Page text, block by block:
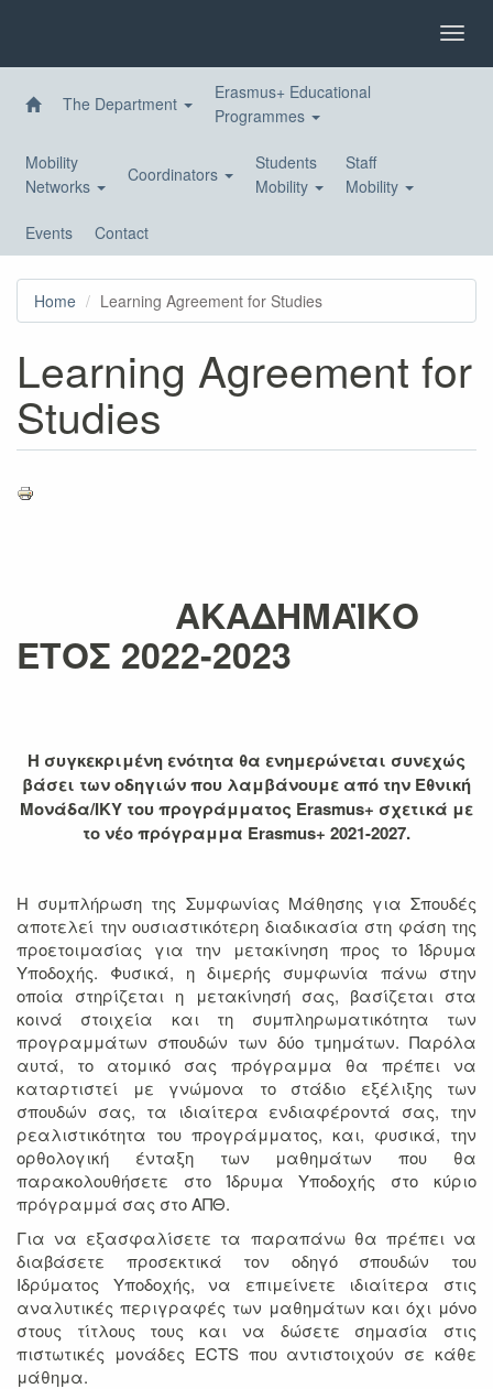
The Department
Erasmus+ Educational
Programmes
Mobility
Networks
Coordinators
Students
Mobility
Staff
Mobility
Events Contact
Home Learning Agreement for Studies
Learning Agreement for
Studies
ΑΚΑΔΗΜΑΪΚΟ
ΕΤΟΣ 2022-2023
Η συγκεκριμένη ενότητα θα ενημερώνεται συνεχώς
βάσει των οδηγιών που λαμβάνουμε από την Εθνική
Μονάδα/ΙΚΥ του προγράμματος Erasmus+ σχετικά με
το νέο πρόγραμμα Erasmus+ 2021-2027.
Η συμπλήρωση της Συμφωνίας Μάθησης για Σπουδές
αποτελεί την ουσιαστικότερη διαδικασία στη φάση της
προετοιμασίας για την μετακίνηση προς το Ίδρυμα
Υποδοχής. Φυσικά, η διμερής συμφωνία πάνω στην
οποία στηρίζεται η μετακίνησή σας, βασίζεται στα
κοινά στοιχεία και τη συμπληρωματικότητα των
προγραμμάτων σπουδών των δύο τμημάτων. Παρόλα
αυτά, το ατομικό σας πρόγραμμα θα πρέπει να
καταρτιστεί με γνώμονα το στάδιο εξέλιξης των
σπουδών σας, τα ιδιαίτερα ενδιαφέροντά σας, την
ρεαλιστικότητα του προγράμματος, και, φυσικά, την
ορθολογική ένταξη των μαθημάτων που θα
παρακολουθήσετε στο Ίδρυμα Υποδοχής στο κύριο
πρόγραμμά σας στο ΑΠΘ.
Για να εξασφαλίσετε τα παραπάνω θα πρέπει να
διαβάσετε προσεκτικά τον οδηγό σπουδών του
Ιδρύματος Υποδοχής, να επιμείνετε ιδιαίτερα στις
αναλυτικές περιγραφές των μαθημάτων και όχι μόνο
στους τίτλους τους και να δώσετε σημασία στις
πιστωτικές μονάδες ECTS που αντιστοιχούν σε κάθε
μάθημα.